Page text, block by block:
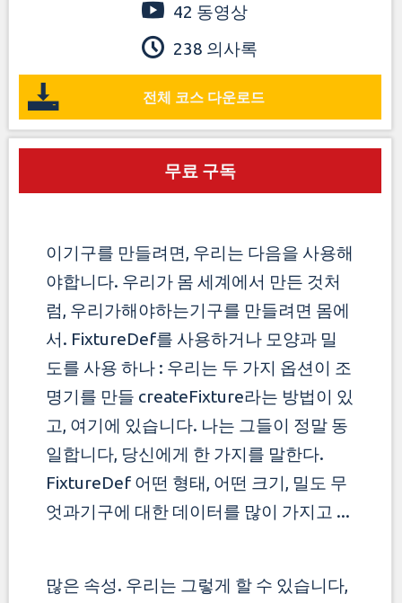
42 동영상
238 의사록
전체 코스 다운로드
무료 구독
이기구를 만들려면, 우리는 다음을 사용해
야합니다. 우리가 몸 세계에서 만든 것처
럼, 우리가해야하는기구를 만들려면 몸에
서. FixtureDef를 사용하거나 모양과 밀
도를 사용 하나 : 우리는 두 가지 옵션이 조
명기를 만들 createFixture라는 방법이 있
고, 여기에 있습니다. 나는 그들이 정말 동
일합니다, 당신에게 한 가지를 말한다.
FixtureDef 어떤 형태, 어떤 크기, 밀도 무
엇과기구에 대한 데이터를 많이 가지고 ...
많은 속성. 우리는 그렇게 할 수 있습니다,